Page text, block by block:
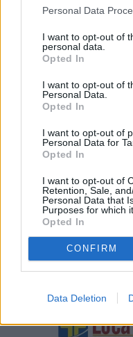
Personal Data
I want to opt-out of
personal data.
Opted In
I want to opt-out of
Personal Data.
Opted In
I want to opt-out of
Personal Data for
Opted In
I want to opt-out of
Retention, Sale,
Personal Data that
Purposes for which
Opted In
CONFIRM
Data Deletion
Al centro del colloquio con
che la Repubblica
paesi dell’area araba.
di uno specifico accordo di
Grande disponibilità a
un incontro contraddistinto
(ITALPRESS).